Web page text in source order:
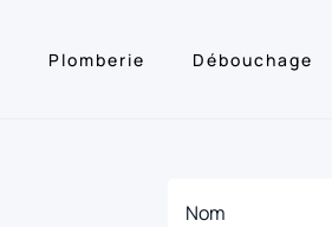
Plomberie Débouchage
Nom